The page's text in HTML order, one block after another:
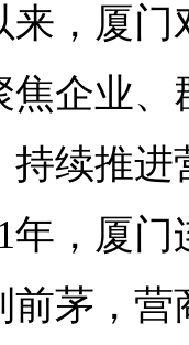
来，厦
焦企业
持续推
年，厦
茅，营